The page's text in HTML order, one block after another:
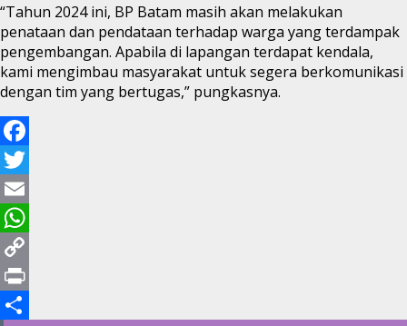
“Tahun 2024 ini, BP Batam masih akan melakukan
penataan dan pendataan terhadap warga yang terdampak
pengembangan. Apabila di lapangan terdapat kendala,
kami mengimbau masyarakat untuk segera berkomunikasi
dengan tim yang bertugas,” pungkasnya.
Facebook
Twitter
Email
WhatsApp
Copy
Link
Print